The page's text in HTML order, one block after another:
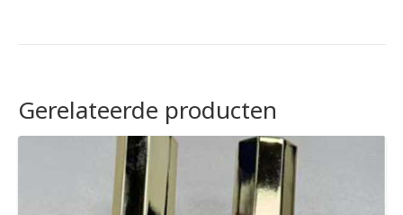
Gerelateerde producten